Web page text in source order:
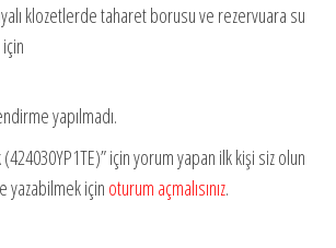
klozetlerde taharet borusu ve rezervuara su
yapılmadı.
için yorum yapan ilk kişi siz olun
yazabilmek için oturum açmalısınız.